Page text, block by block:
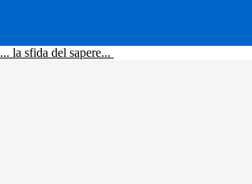
... la sfida del sapere...